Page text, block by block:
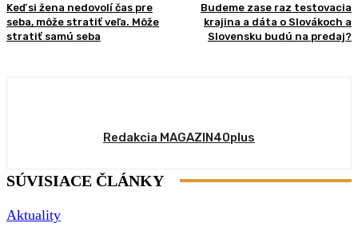
Keď si žena nedovolí čas pre
seba, môže stratiť veľa. Môže
stratiť samú seba
Budeme zase raz testovacia
krajina a dáta o Slovákoch a
Slovensku budú na predaj?
Redakcia MAGAZIN40plus
SÚVISIACE ČLÁNKY
Aktuality